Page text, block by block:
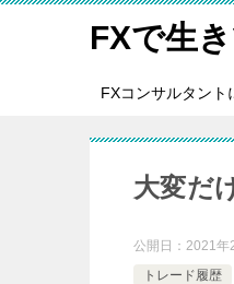
FXで生
FXコンサルタント
大変だ
公開日： 2021年
トレード履歴